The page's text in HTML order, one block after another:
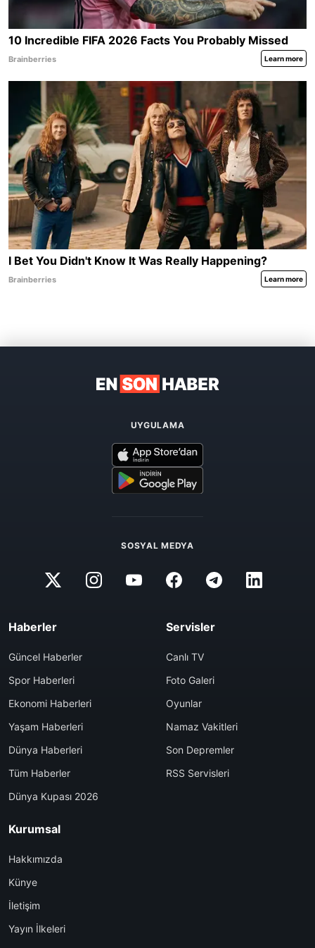
UYGULAMA
SOSYAL MEDYA
Haberler
Güncel Haberler
Spor Haberleri
Ekonomi Haberleri
Yaşam Haberleri
Dünya Haberleri
Tüm Haberler
Dünya Kupası 2026
Servisler
Canlı TV
Foto Galeri
Oyunlar
Namaz Vakitleri
Son Depremler
RSS Servisleri
Kurumsal
Hakkımızda
Künye
İletişim
Yayın İlkeleri